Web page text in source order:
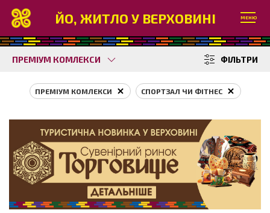
ЙО, ЖИТЛО У ВЕРХОВИНІ МЕНЮ
ПРЕМІУМ КОМЛЕКСИ ФІЛЬТРИ
ПРЕМІУМ КОМЛЕКСИ СПОРТЗАЛ ЧИ ФІТНЕС